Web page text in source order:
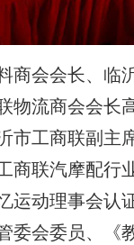
商会会长、临
物流商会会长
市工商联副主
商联汽摩配行
运动理事会认
委会委员、《